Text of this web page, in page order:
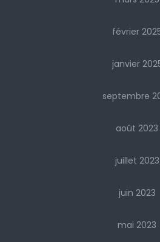
février
janvier
septembre
août 2023
juillet 2023
juin 2023
mai 2023